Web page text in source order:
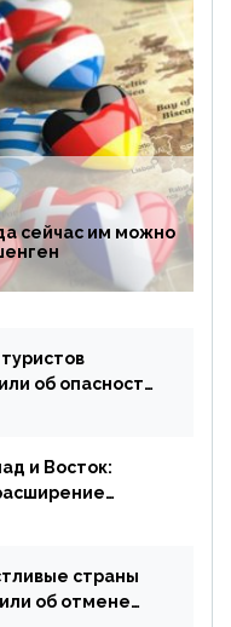
сейчас им можно
об опасности
и Восток:
страны
об отмене